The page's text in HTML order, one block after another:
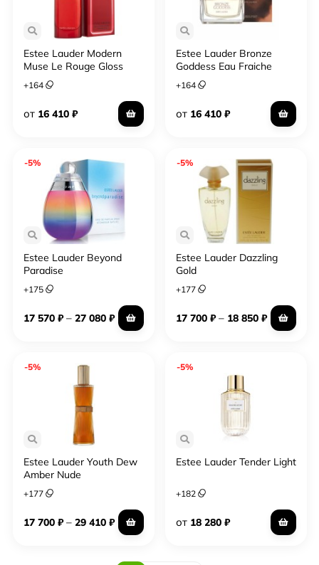
Estee Lauder Modern
Muse Le Rouge Gloss
+164
от 16 410 ₽
Estee Lauder Bronze
Goddess Eau Fraiche
+164
от 16 410 ₽
-5%
Estee Lauder Beyond
Paradise
+175
17 570 ₽– 27 080 ₽
-5%
Estee Lauder Dazzling
Gold
+177
17 700 ₽– 18 850 ₽
-5%
Estee Lauder Youth Dew
Amber Nude
+177
17 700 ₽– 29 410 ₽
-5%
Estee Lauder Tender Light
+182
от 18 280 ₽